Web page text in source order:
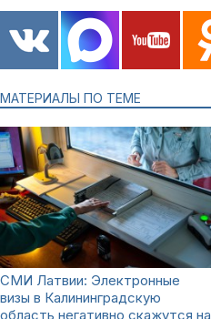
МАТЕРИАЛЫ ПО ТЕМЕ
СМИ Латвии: Электронные
визы в Калининградскую
область негативно скажутся на